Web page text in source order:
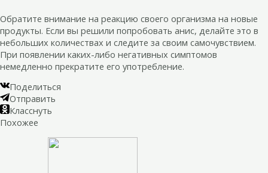
Обратите внимание на реакцию своего организма на новые
продукты. Если вы решили попробовать анис, делайте это в
небольших количествах и следите за своим самочувствием.
При появлении каких-либо негативных симптомов
немедленно прекратите его употребление.
Поделиться
Отправить
Класснуть
Похожее